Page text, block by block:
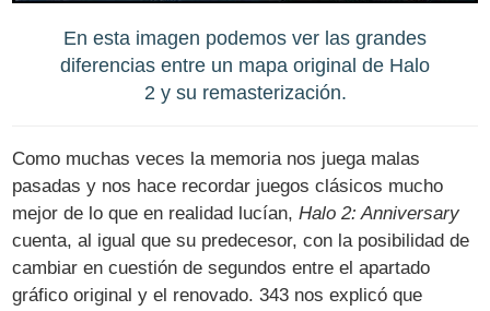
En esta imagen podemos ver las grandes
diferencias entre un mapa original de Halo
2 y su remasterización.
Como muchas veces la memoria nos juega malas
pasadas y nos hace recordar juegos clásicos mucho
mejor de lo que en realidad lucían,Halo 2: Anniversary
cuenta, al igual que su predecesor, con la posibilidad de
cambiar en cuestión de segundos entre el apartado
gráfico original y el renovado. 343 nos explicó que